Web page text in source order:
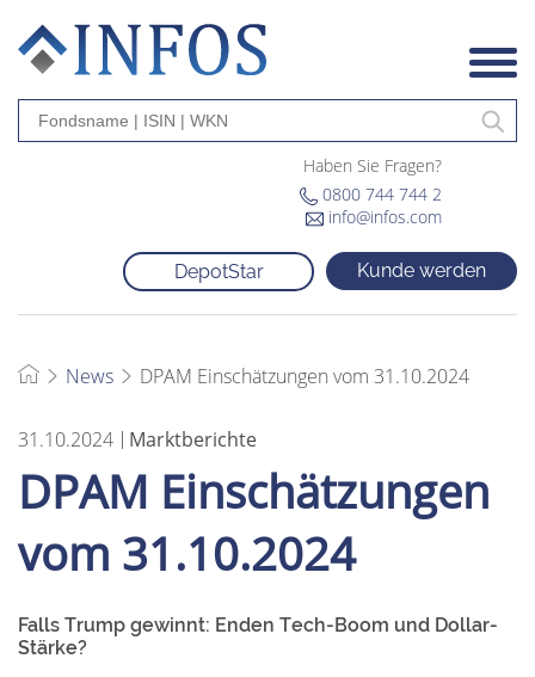
Haben Sie Fragen?
0800 744 744 2
info@infos.com
DepotStar Kunde werden
News DPAM Einschätzungen vom 31.10.2024
31.10.2024 Marktberichte
DPAM Einschätzungen
vom 31.10.2024
Falls Trump gewinnt: Enden Tech-Boom und Dollar-
Stärke?